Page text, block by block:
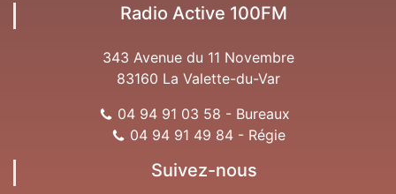
Radio Active 100FM
343 Avenue du 11 Novembre
83160 La Valette-du-Var
04 94 91 03 58 - Bureaux
04 94 91 49 84 - Régie
Suivez-nous